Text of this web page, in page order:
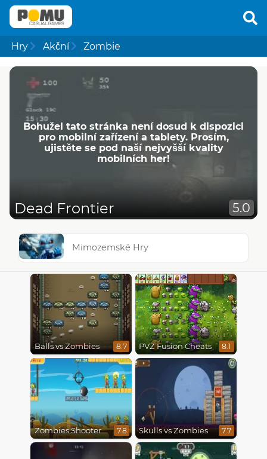
Hry Akční Zombie
Bohužel tato stránka není dosud k dispozici
pro mobilní zařízení a tablety. Prosím,
ujistěte se pod naší nejvyšší kvality
mobilních her!
Dead Frontier 5.0
Mimozemské Hry
Balls vs Zombies 8.7 PVZ Fusion Cheats 8.1
Zombies Shooter 7.8 Skulls vs Zombies 7.7